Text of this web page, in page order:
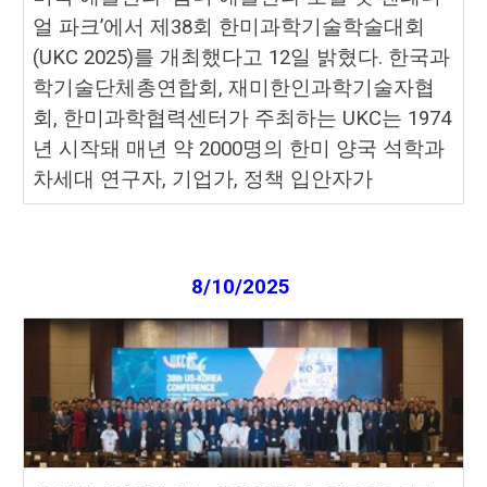
얼 파크’에서 제38회 한미과학기술학술대회
(UKC 2025)를 개최했다고 12일 밝혔다. 한국과
학기술단체총연합회, 재미한인과학기술자협
회, 한미과학협력센터가 주최하는 UKC는 1974
년 시작돼 매년 약 2000명의 한미 양국 석학과
차세대 연구자, 기업가, 정책 입안자가
8/10/2025